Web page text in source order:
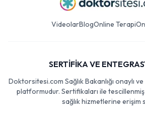
VideolarBlogOnline Terapi
SERTİFİKA VE
Doktorsitesi.com Sağlık Bakanlığı onaylı
platformudur. Sertifikaları ile tescillenmiş
sağlık hizmetlerine erişim